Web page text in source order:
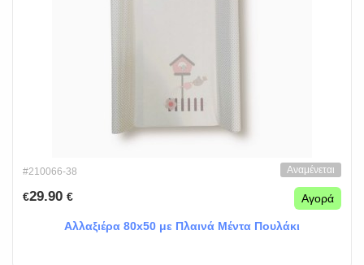
#210066-38 Αναμένεται
€29.90 € Αγορά
Αλλαξιέρα 80x50 με Πλαινά Μέντα Πουλάκι